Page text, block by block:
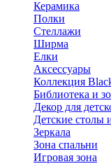
Керамика
Полки
Стеллажи
Ширма
Елки
Аксессуары
Коллекция
Библиотека и
Декор для
Детские столы
Зеркала
Зона спальни
Игровая зона